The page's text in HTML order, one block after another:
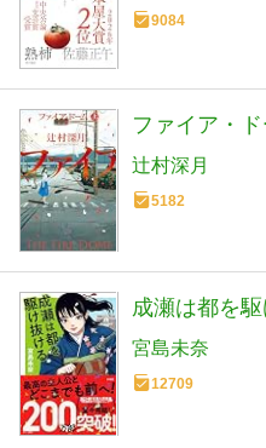
9084
ファイア・
辻村深月
5182
成瀬は都を
宮島未奈
12709